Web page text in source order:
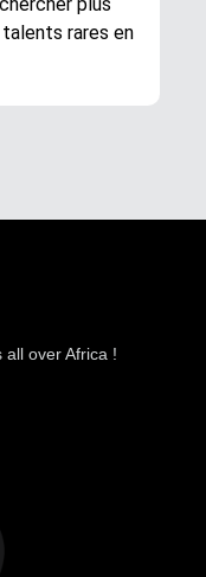
talents rares en
all over Africa !